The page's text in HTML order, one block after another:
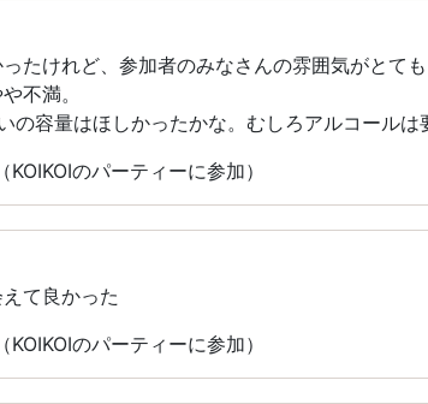
たけれど、参加者のみなさんの雰囲気がとて
不満。
の容量はほしかったかな。むしろアルコールは
のパーティーに参加）
て良かった
のパーティーに参加）